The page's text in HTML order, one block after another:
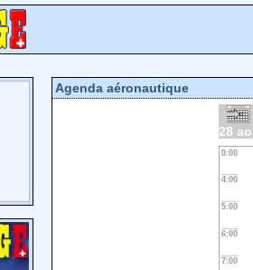
Agenda aéronautique
28
0:00
4:00
5:00
6:00
7:00